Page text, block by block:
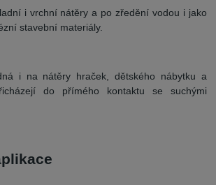
i vrchní nátěry a po zředění vodou i jako
stavební materiály.
i na nátěry hraček, dětského nábytku a
do přímého kontaktu se suchými